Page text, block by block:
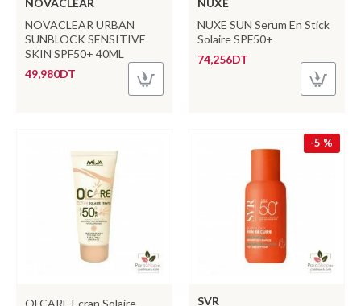
NOVACLEAR
NOVACLEAR URBAN
SUNBLOCK SENSITIVE
SKIN SPF50+ 40ML
49,980DT
NUXE
NUXE SUN Serum En Stick
Solaire SPF50+
74,256DT
OLCARE Ecran Solaire
-5 %
SVR